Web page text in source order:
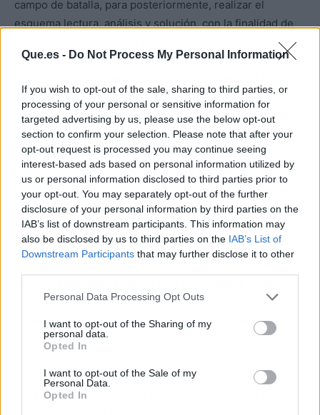
Que.es - Do Not Process My Personal Information
If you wish to opt-out of the sale, sharing to third parties, or
processing of your personal or sensitive information for
targeted advertising by us, please use the below opt-out
section to confirm your selection. Please note that after your
opt-out request is processed you may continue seeing
interest-based ads based on personal information utilized by
us or personal information disclosed to third parties prior to
your opt-out. You may separately opt-out of the further
disclosure of your personal information by third parties on the
IAB’s list of downstream participants. This information may
also be disclosed by us to third parties on the IAB’s List of
Downstream Participants that may further disclose it to other
Personal Data Processing Opt Outs
I want to opt-out of the Sharing of my
personal data.
Opted In
I want to opt-out of the Sale of my
Personal Data.
Opted In
campo de batalla, para posteriormente, realizar el
esquema lectura, análisis y solución, con la finalidad de
saber cómo llevar las riendas del encuentro desde un
determinado momento, un análisis que Luis Enrique
deportivo como Luis Enrique Martínez o en algunos
casos solamente como Luis Enrique, entrenador de la
Selección Española, tendrá que aprender a hacer en
nuevas oportunidades si no quiere que le suceda lo
mismo que en el día de ayer ante el combinado de
Grecia, sobre todo, porque sacó al hombre que mayor
seguridad le daba a su defensa: Sergio Ramos,
demostrando así una mala lectura del partido.
"Sergio Ramos está perfectamente. Habíamos hablado
decidido que jugara la primera parte y está
perfectamente. Está disponible para los siguientes
compromisos", dijo Luis Enrique Martínez en la rueda de
zaguero central estrella delReal Madrid
Club de Fútbol
de la Primera División de España, la segunda parte